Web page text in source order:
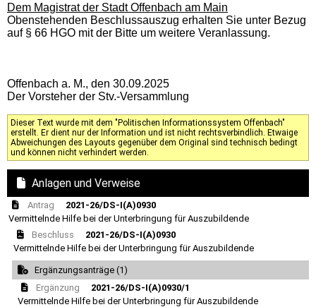
Dem Magistrat der Stadt Offenbach am Main
Obenstehenden Beschlussauszug erhalten Sie unter Bezug
auf § 66 HGO mit der Bitte um weitere Veranlassung.
Offenbach a. M., den 30.09.2025
Der Vorsteher der Stv.-Versammlung
Dieser Text wurde mit dem "Politischen Informationssystem Offenbach"
erstellt. Er dient nur der Information und ist nicht rechtsverbindlich. Etwaige
Abweichungen des Layouts gegenüber dem Original sind technisch bedingt
und können nicht verhindert werden.
Anlagen und Verweise
Antrag
2021-26/DS-I(A)0930
Vermittelnde Hilfe bei der Unterbringung für Auszubildende
Beschluss
2021-26/DS-I(A)0930
Vermittelnde Hilfe bei der Unterbringung für Auszubildende
Ergänzungsanträge (1)
Ergänzung
2021-26/DS-I(A)0930/1
Vermittelnde Hilfe bei der Unterbringung für Auszubildende